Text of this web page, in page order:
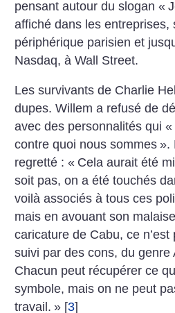
pensant autour du slogan «
affiché dans les entreprises,
périphérique parisien et
Nasdaq, à Wall Street.
Les survivants de Charlie
dupes. Willem a refusé de
avec des personnalités qui «
contre quoi nous sommes ».
regretté : « Cela aurait été
soit pas, on a été touchés
voilà associés à tous ces
mais en avouant son
caricature de Cabu, ce n’est
suivi par des cons, du
Chacun peut récupérer ce
symbole, mais on ne peut
travail. » [3]